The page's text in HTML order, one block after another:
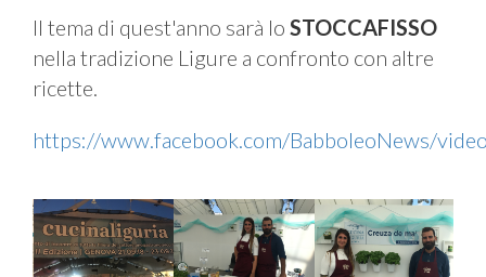
Il tema di quest'anno sarà lo STOCCAFISSO
nella tradizione Ligure a confronto con altre
ricette.
https://www.facebook.com/BabboleoNews/